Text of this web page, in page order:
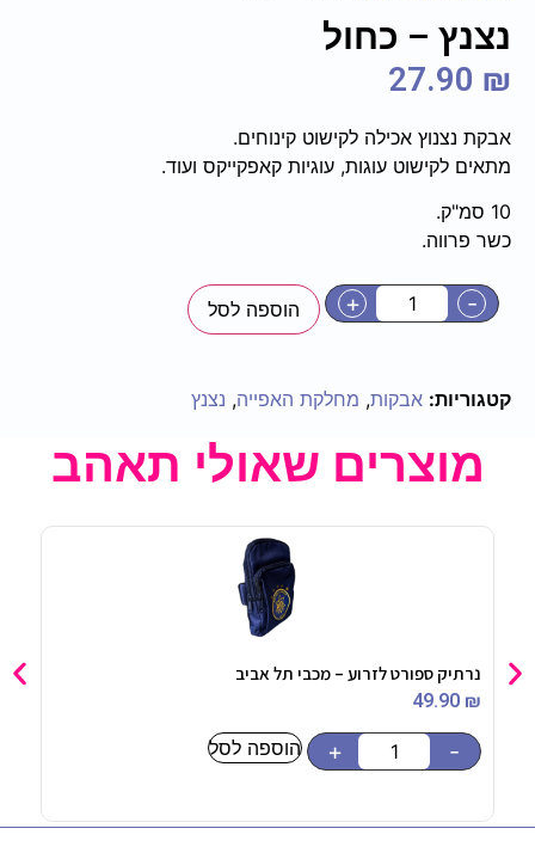
נצנץ – כחול
27.90 ₪
אבקת נצנוץ אכילה לקישוט קינוחים.
מתאים לקישוט עוגות, עוגיות קאפקייקס ועוד.
10 סמ"ק.
כשר פרווה.
-
+ הוספה לסל
קטגוריות: אבקות, מחלקת האפייה, נצנץ
מוצרים שאולי תאהב
נרתיק ספורט לזרוע – מכבי תל אביב
49.90 ₪
-
+ הוספה לסל